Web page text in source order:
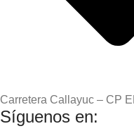
Carretera Callayuc – CP
Síguenos en: